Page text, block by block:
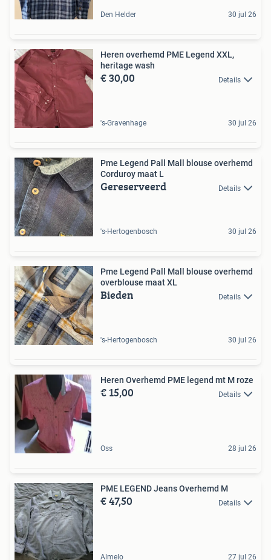
Den Helder 30 jul 26
Heren overhemd PME Legend XXL,
heritage wash
€ 30,00 Details
's-Gravenhage 30 jul 26
Pme Legend Pall Mall blouse overhemd
Corduroy maat L
Gereserveerd Details
's-Hertogenbosch 30 jul 26
Pme Legend Pall Mall blouse overhemd
overblouse maat XL
Bieden Details
's-Hertogenbosch 30 jul 26
Heren Overhemd PME legend mt M roze
€ 15,00 Details
Oss 28 jul 26
PME LEGEND Jeans Overhemd M
€ 47,50 Details
Almelo 27 jul 26